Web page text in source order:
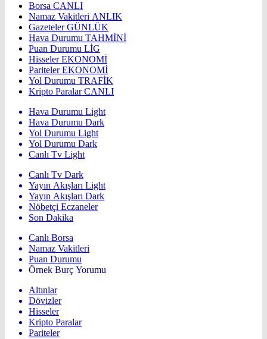
Borsa CANLI
Namaz Vakitleri ANLIK
GazetelerGÜNLÜK
Hava Durumu TAHMİNİ
Puan Durumu LİG
HisselerEKONOMİ
ParitelerEKONOMİ
Yol Durumu TRAFİK
Kripto ParalarCANLI
Hava Durumu Light
Hava Durumu Dark
Yol Durumu Light
Yol Durumu Dark
Canlı Tv Light
Canlı Tv Dark
Yayın Akışları Light
Yayın Akışları Dark
Nöbetçi Eczaneler
Son Dakika
Canlı Borsa
Namaz Vakitleri
Puan Durumu
Örnek Burç Yorumu
Altınlar
Dövizler
Hisseler
Kripto Paralar
Pariteler